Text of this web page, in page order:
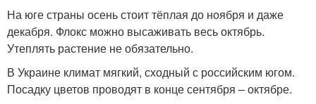
На юге страны осень стоит тёплая до ноября и даже
декабря. Флокс можно высаживать весь октябрь.
Утеплять растение не обязательно.
В Украине климат мягкий, сходный с российским югом.
Посадку цветов проводят в конце сентября – октябре.